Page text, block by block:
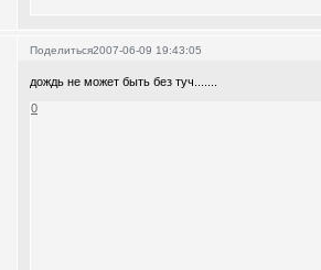
Поделиться2007-06-09 19:43:05
дождь не может быть без туч.......
0